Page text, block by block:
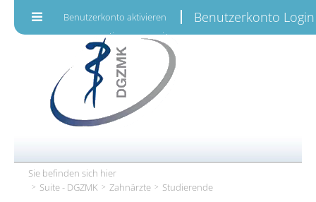
Benutzerkonto aktivieren Benutzerkonto Login
Sie befinden sich hier
Suite - DGZMK
Zahnärzte Studierende